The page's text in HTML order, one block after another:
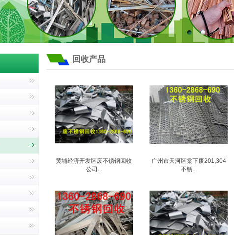
百叶窗图片载入中
回收产品
黄埔经济开发区废不锈钢回收
公司...
广州市天河区棠下废201,304
不锈...